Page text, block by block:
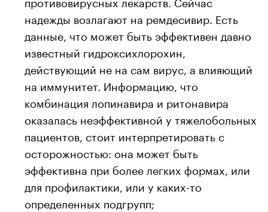
надежды возлагают на ремдесивир. Есть
данные, что может быть эффективен давно
известный гидроксихлорохин,
действующий не на сам вирус, а влияющий
на иммунитет. Информацию, что
комбинация лопинавира и ритонавира
оказалась неэффективной у тяжелобольных
пациентов, стоит интерпретировать с
осторожностью: она может быть
эффективна при более легких формах, или
для профилактики, или у каких-то
определенных подгрупп;